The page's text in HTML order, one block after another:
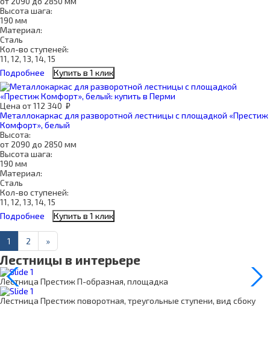
Высота шага:
190 мм
Материал:
Сталь
Кол-во ступеней:
11, 12, 13, 14, 15
Подробнее
Купить в 1 клик
Цена от112 340 ₽
Металлокаркас для разворотной лестницы с площадкой «Престиж
Комфорт», белый
Высота:
от 2090 до 2850 мм
Высота шага:
190 мм
Материал:
Сталь
Кол-во ступеней:
11, 12, 13, 14, 15
Подробнее
Купить в 1 клик
1 2 »
Лестницы в интерьере
Лестница Престиж П-образная, площадка
Лестница Престиж поворотная, треугольные ступени, вид сбоку